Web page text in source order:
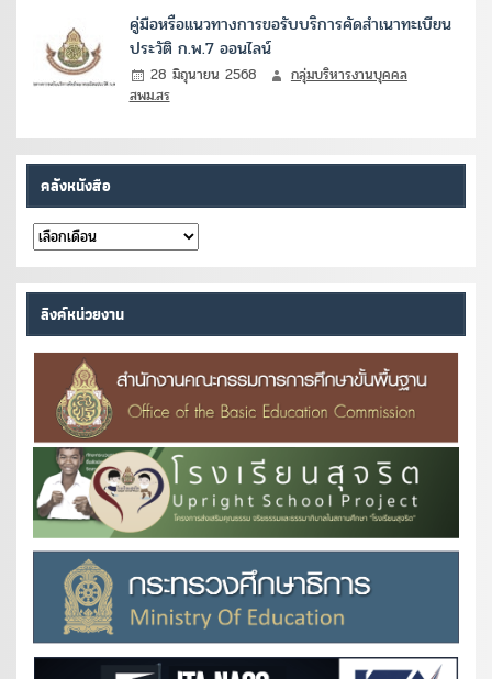
คู่มือหรือแนวทางการขอรับบริการคัดสำเนาทะเบียน
ประวัติ ก.พ.7 ออนไลน์
28 มิถุนายน 2568
กลุ่มบริหารงานบุคคล
สพม.สร
คลังหนังสือ
คลัง
หนังสือ
ลิงค์หน่วยงาน